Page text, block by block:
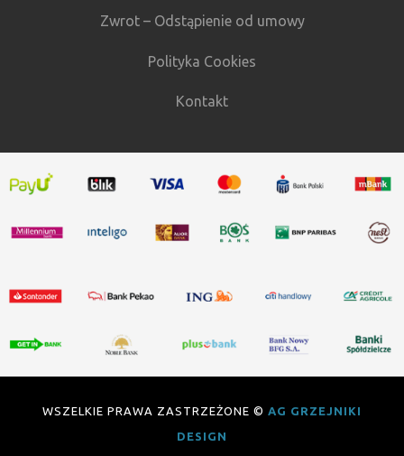
Zwrot – Odstąpienie od umowy
Polityka Cookies
Kontakt
WSZELKIE PRAWA ZASTRZEŻONE © AG GRZEJNIKI
DESIGN